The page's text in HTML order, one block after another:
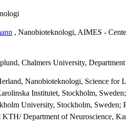
, Nanobioteknologi, AIMES -
Chalmers University,
Nanobioteknologi, Science
Institutet, Stockholm,
University, Stockholm,
Department of Neuroscience,